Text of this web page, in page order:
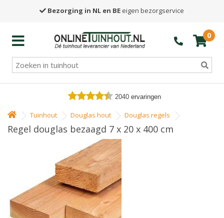
Bezorging in NL en BE eigen bezorgservice
0
2040 ervaringen
Tuinhout Douglas hout Douglas regels
Regel douglas bezaagd 7 x 20 x 400 cm